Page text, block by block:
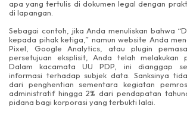
apa yang tertulis di dokumen legal dengan
di lapangan.
Sebagai contoh, jika Anda menuliskan bahwa
kepada pihak ketiga,” namun website Anda
Pixel, Google Analytics, atau plugin
persetujuan eksplisit, Anda telah melakukan
Dalam kacamata UU PDP, ini dianggap
informasi terhadap subjek data. Sanksinya
dari penghentian sementara kegiatan
administratif hingga 2% dari pendapatan
pidana bagi korporasi yang terbukti lalai.